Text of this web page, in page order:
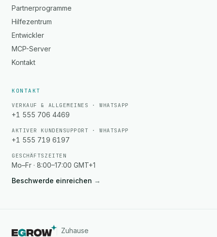
Partnerprogramme
Hilfezentrum
Entwickler
MCP-Server
Kontakt
KONTAKT
VERKAUF & ALLGEMEINES · WHATSAPP
+1 555 706 4469
AKTIVER KUNDENSUPPORT · WHATSAPP
+1 555 719 6197
GESCHÄFTSZEITEN
Mo–Fr · 8:00–17:00 GMT+1
Beschwerde einreichen →
Zuhause